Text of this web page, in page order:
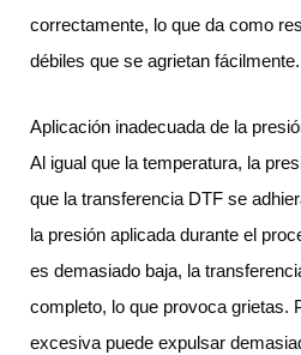
correctamente, lo que da como
débiles que se agrietan fácilmente.
Aplicación inadecuada de la
Al igual que la temperatura, la
que la transferencia DTF se
la presión aplicada durante el
es demasiado baja, la
completo, lo que provoca grietas.
excesiva puede expulsar